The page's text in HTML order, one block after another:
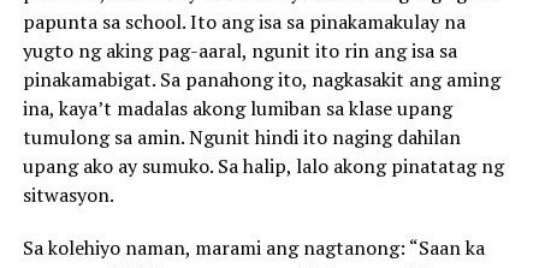
papunta sa school. Ito ang isa sa pinakamakulay na
yugto ng aking pag-aaral, ngunit ito rin ang isa sa
pinakamabigat. Sa panahong ito, nagkasakit ang aming
ina, kaya’t madalas akong lumiban sa klase upang
tumulong sa amin. Ngunit hindi ito naging dahilan
upang ako ay sumuko. Sa halip, lalo akong pinatatag ng
sitwasyon.
Sa kolehiyo naman, marami ang nagtanong: “Saan ka